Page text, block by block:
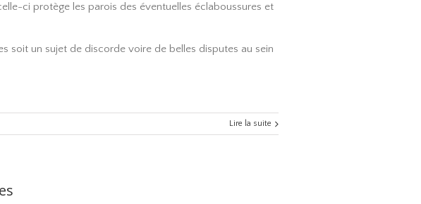
ci protège les parois des éventuelles éclaboussures et
soit un sujet de discorde voire de belles disputes au sein
Lire la suite